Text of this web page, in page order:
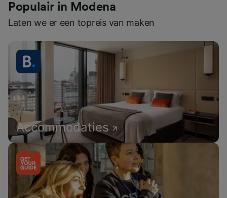
Populair in Modena
Laten we er een topreis van maken
Accommodaties